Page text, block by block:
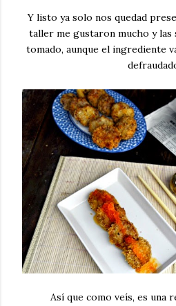
Y listo ya solo nos quedad
taller me gustaron mucho y las
tomado, aunque el ingrediente
Así que como veís, es una